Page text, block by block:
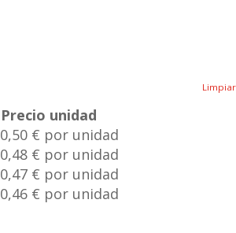
Limpiar
Precio unidad
0,50 € por unidad
0,48 € por unidad
0,47 € por unidad
0,46 € por unidad